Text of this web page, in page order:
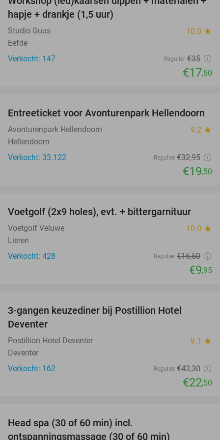
50%
hapje + drankje (1,5 uur)
Studio Guus 10.0 star
Eefde
Verkocht: 147
Regulier €35
€17,50
41%
Entreeticket voor Avonturenpark Hellendoorn
Avonturenpark Hellendoorn 9.2 star
Hellendoorn
Verkocht: 33.122
Regulier €32,95
€19,50
40%
Voetgolf (2x9 holes), evt. + bittergarnituur
Voetgolf Veluwe 10.0 star
Lieren
Verkocht: 428
Regulier €16,50
€9,95
3-gangen keuzediner bij Postillion Hotel
Deventer
Postillion Hotel Deventer 9.1 star
Deventer
Verkocht: 162
Regulier €43,30
€22,50
Head spa (30 of 60 min) incl.
ontspanningsmassage (30 of 60 min)